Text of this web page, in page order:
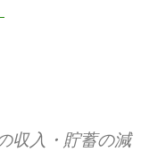
収入・貯蓄の減